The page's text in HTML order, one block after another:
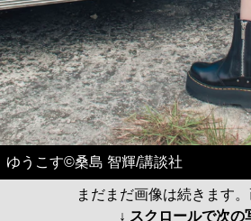
ゆうこす©桑島 智輝/講談社
まだまだ画像は続きます。
↓ スクロールで次の